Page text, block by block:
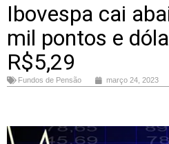
Ibovespa cai
mil pontos e
R$5,29
Fundos de Pensão março 24, 2023